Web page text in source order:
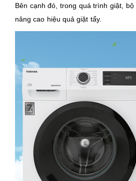
Bên cạnh đó, trong quá trình giặt,
nâng cao hiệu quả giặt tẩy.